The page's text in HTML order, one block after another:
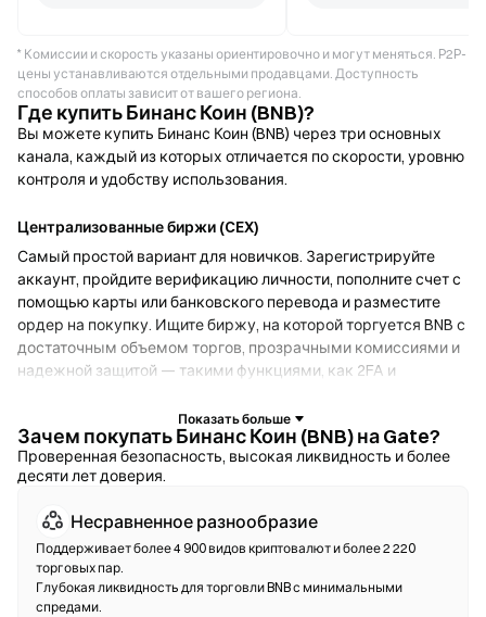
* Комиссии и скорость указаны ориентировочно и могут меняться. P2P-
цены устанавливаются отдельными продавцами. Доступность
способов оплаты зависит от вашего региона.
Где купить Бинанс Коин (BNB)?
Вы можете купить Бинанс Коин (BNB) через три основных
канала, каждый из которых отличается по скорости, уровню
контроля и удобству использования.
Централизованные биржи (CEX)
Самый простой вариант для новичков. Зарегистрируйте
аккаунт, пройдите верификацию личности, пополните счет с
помощью карты или банковского перевода и разместите
ордер на покупку. Ищите биржу, на которой торгуется BNB с
достаточным объемом торгов, прозрачными комиссиями и
надежной защитой — такими функциями, как 2FA и
Криптокошельки
Для пользователей, которые отдают приоритет
позволяют хранить собственные приватные ключи и
обменивать токены прямо в интерфейсе кошелька.
Некоторые кошельки также поддерживают фиатный
онрамп, что дает возможность купить BNB с помощью
Зачем покупать Бинанс Коин (BNB) на Gate?
Проверенная безопасность, высокая ликвидность и более
десяти лет доверия.
Несравненное разнообразие
Поддерживает более 4 900 видов криптовалют и более 2 220
торговых пар.
Глубокая ликвидность для торговли BNB с минимальными
спредами.